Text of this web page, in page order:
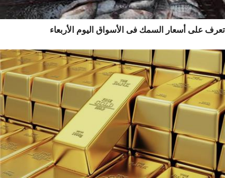
على أسعار السمك فى الأسواق اليوم الأربعاء